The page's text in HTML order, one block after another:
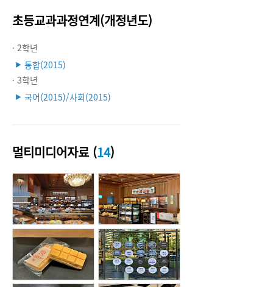
초등교과과정연계(개정년도)
· 2학년
▶ 통합(2015)
· 3학년
▶ 국어(2015)/사회(2015)
멀티미디어자료 (14)